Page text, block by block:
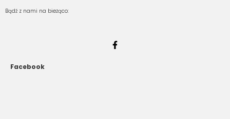
Bądź z nami na bieżąco:
Facebook